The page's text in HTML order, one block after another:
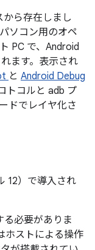
ら存在しまし
ソコン用のオペ
PC で、Android
ます。表示され
と Android Debug
トコルと adb プ
ドでレイヤ化さ
12）で導入され
必要がありま
ホストによる操作